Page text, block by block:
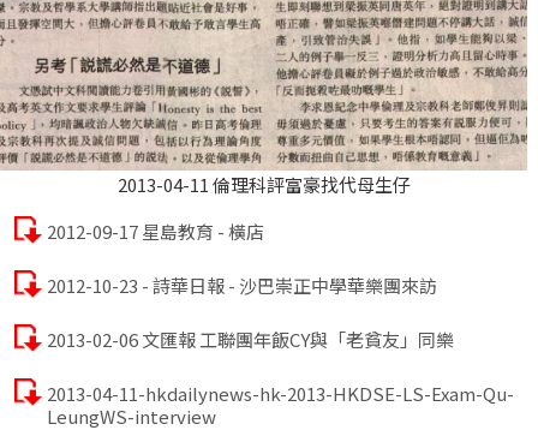
2013-04-11 倫理科評富豪找代母生仔
2012-09-17 星島教育 - 橫店
2012-10-23 - 詩華日報 - 沙巴崇正中學華樂團來訪
2013-02-06 文匯報 工聯團年飯CY與「老貧友」同樂
2013-04-11-hkdailynews-hk-2013-HKDSE-LS-Exam-Qu-
LeungWS-interview